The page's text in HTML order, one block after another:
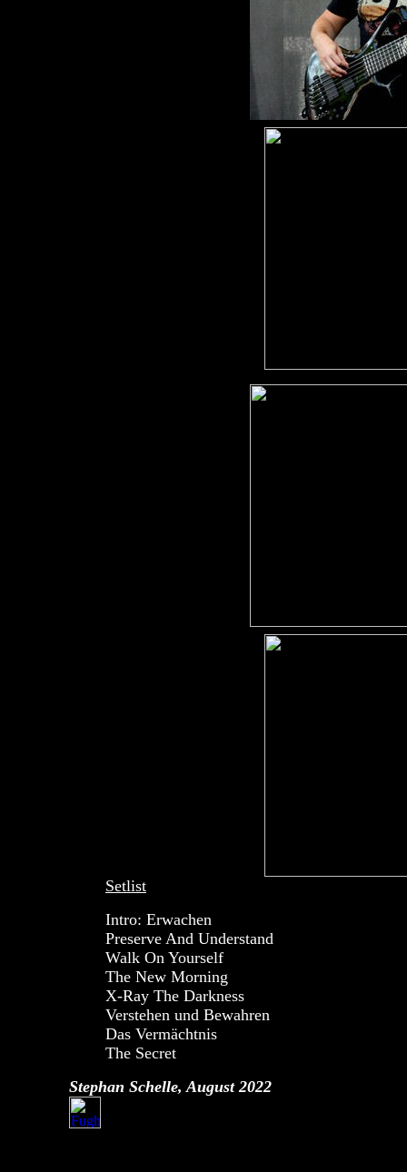
Setlist
Intro: Erwachen
Preserve And Understand
Walk On Yourself
The New Morning
X-Ray The Darkness
Verstehen und Bewahren
Das Vermächtnis
The Secret
Stephan Schelle, August 2022